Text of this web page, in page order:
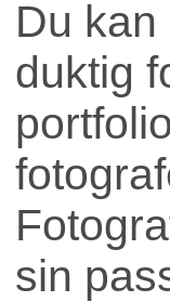
Du
duktig
sin